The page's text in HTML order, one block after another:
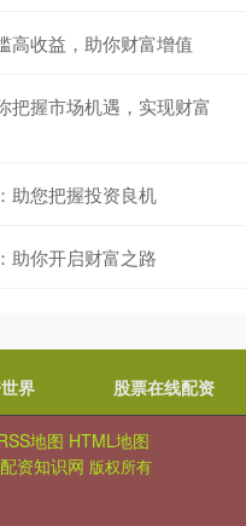
高收益，助你财富增值
把握市场机遇，实现财富
助您把握投资良机
助你开启财富之路
界 股票在线配资
地图 HTML地图
资知识网 版权所有